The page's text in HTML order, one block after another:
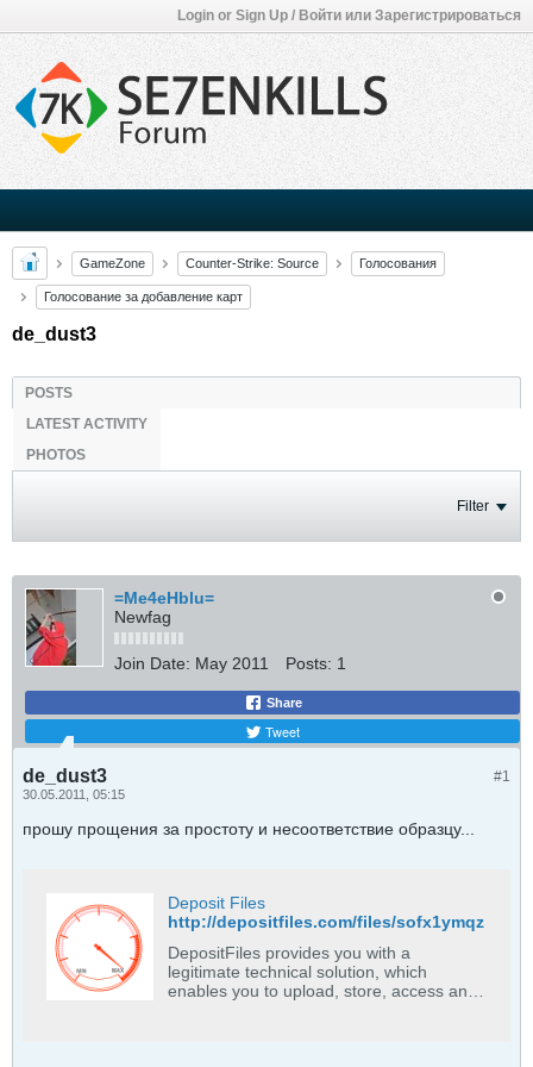
Login or Sign Up / Войти или Зарегистрироваться
GameZone Counter-Strike: Source Голосования
Голосование за добавление карт
de_dust3
POSTS
LATEST ACTIVITY
PHOTOS
Filter
=Me4eHblu=
Newfag
Join Date: May 2011 Posts: 1
Share
Tweet
#1
de_dust3
30.05.2011, 05:15
прошу прощения за простоту и несоответствие образцу...
Deposit Files
http://depositfiles.com/files/sofx1ymqz
DepositFiles provides you with a
legitimate technical solution, which
enables you to upload, store, access and